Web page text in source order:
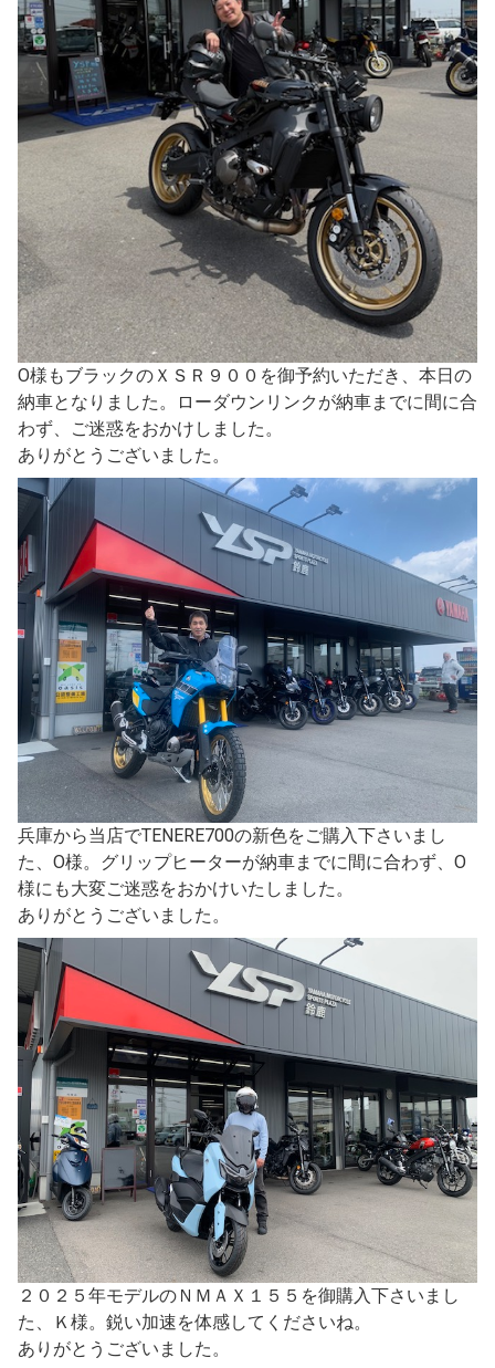
O様もブラックのＸＳＲ９００を御予約いただき、本日の
納車となりました。ローダウンリンクが納車までに間に合
わず、ご迷惑をおかけしました。
ありがとうございました。
兵庫から当店でTENERE700の新色をご購入下さいまし
た、O様。グリップヒーターが納車までに間に合わず、O
様にも大変ご迷惑をおかけいたしました。
ありがとうございました。
２０２５年モデルのＮＭＡＸ１５５を御購入下さいまし
た、Ｋ様。鋭い加速を体感してくださいね。
ありがとうございました。